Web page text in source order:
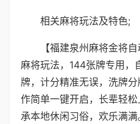
相关麻将玩法及特色;
【福建泉州麻将金将
麻将玩法，144张牌专用，
牌，计分精准无误，洗牌
作简单一键开启，长辈轻
承本地休闲习俗，欢乐满满